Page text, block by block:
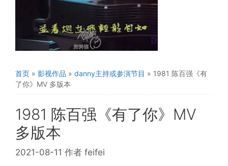
首页 » 影视作品 » danny主持或参演节目 » 1981 陈百强《有
了你》MV 多版本
1981 陈百强《有了你》MV
多版本
2021-08-11 作者 feifei